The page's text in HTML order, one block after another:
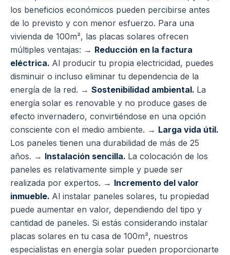
los beneficios económicos pueden percibirse antes
de lo previsto y con menor esfuerzo. Para una
vivienda de 100m², las placas solares ofrecen
múltiples ventajas: → Reducción en la factura
eléctrica. Al producir tu propia electricidad, puedes
disminuir o incluso eliminar tu dependencia de la
energía de la red. → Sostenibilidad ambiental. La
energía solar es renovable y no produce gases de
efecto invernadero, convirtiéndose en una opción
consciente con el medio ambiente. → Larga vida útil.
Los paneles tienen una durabilidad de más de 25
años. → Instalación sencilla. La colocación de los
paneles es relativamente simple y puede ser
realizada por expertos. → Incremento del valor
inmueble. Al instalar paneles solares, tu propiedad
puede aumentar en valor, dependiendo del tipo y
cantidad de paneles. Si estás considerando instalar
placas solares en tu casa de 100m², nuestros
especialistas en energía solar pueden proporcionarte